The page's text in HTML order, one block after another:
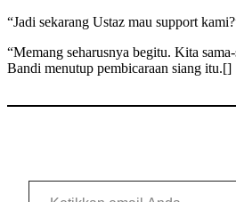
“Jadi sekarang Ustaz mau support
“Memang seharusnya begitu. Kita
Bandi menutup pembicaraan siang itu.[]
Ketikkan email Anda...